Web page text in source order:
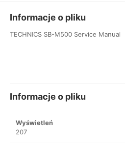
Informacje o pliku
TECHNICS SB-M500 Service Manual
Informacje o pliku
Wyświetleń
207